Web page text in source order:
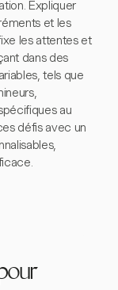
Expliquer
et les
les attentes et
dans des
tels que
au
défis avec un